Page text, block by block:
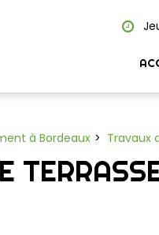
à Bordeaux Travaux